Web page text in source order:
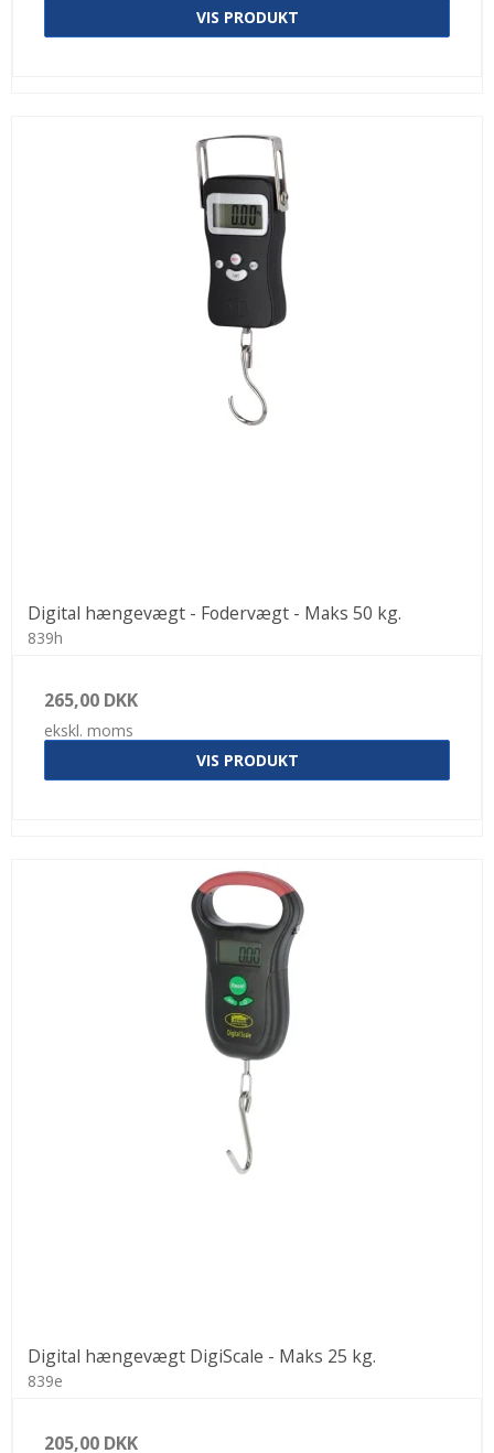
VIS PRODUKT
Digital hængevægt - Fodervægt - Maks 50 kg.
839h
265,00 DKK
ekskl. moms
VIS PRODUKT
Digital hængevægt DigiScale - Maks 25 kg.
839e
205,00 DKK